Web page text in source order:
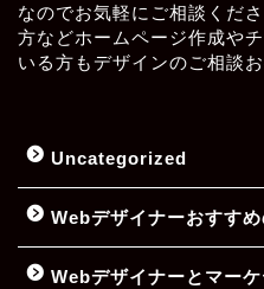
なのでお気軽にご相談くだ
方などホームページ作成や
いる方もデザインのご相談
Uncategorized
Webデザイナーおすす
Webデザイナーとマー